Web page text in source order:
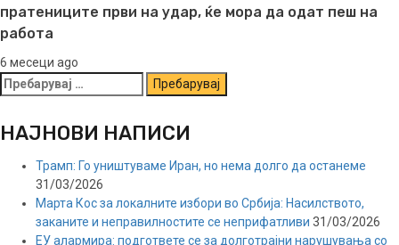
пратениците први на удар, ќе мора да одат пеш на
работа
6 месеци ago
Пребарувај
за:
НАЈНОВИ НАПИСИ
Трамп: Го уништуваме Иран, но нема долго да останеме
31/03/2026
Марта Кос за локалните избори во Србија: Насилството,
заканите и неправилностите се неприфатливи 31/03/2026
ЕУ алармира: подгответе се за долготрајни нарушувања со